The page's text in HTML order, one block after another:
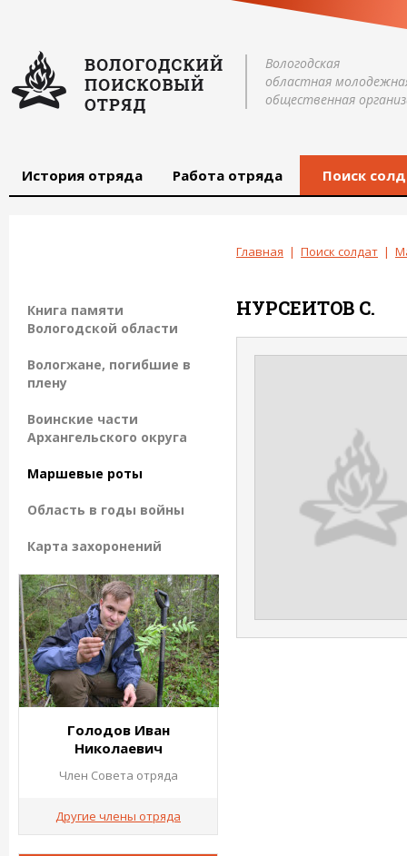
Вологодская
областная
общественная
История отряда Работа отряда Поиск
Главная | Поиск солдат |
НУРСЕИТОВ С.
Книга памяти
Вологодской области
Вологжане, погибшие в
плену
Воинские части
Архангельского округа
Маршевые роты
Область в годы войны
Карта захоронений
Голодов Иван
Николаевич
Член Совета отряда
Другие члены отряда